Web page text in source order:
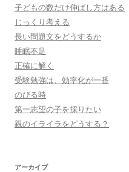
子どもの数だけ伸ばし方はある
じっくり考える
長い問題文をどうするか
睡眠不足
正確に解く
受験勉強は、効率化が一番
のびる時
第一志望の子を採りたい
親のイライラをどうする？
アーカイブ